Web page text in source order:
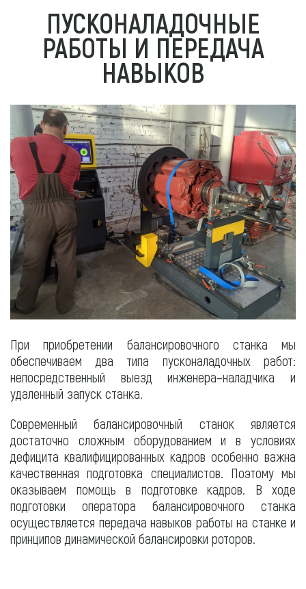
ПУСКОНАЛАДОЧНЫЕ
РАБОТЫ И ПЕРЕДАЧА
НАВЫКОВ
При приобретении балансировочного станка мы
обеспечиваем два типа пусконаладочных работ:
непосредственный выезд инженера–наладчика и
удаленный запуск станка.
Современный балансировочный станок является
достаточно сложным оборудованием и в условиях
дефицита квалифицированных кадров особенно важна
качественная подготовка специалистов. Поэтому мы
оказываем помощь в подготовке кадров. В ходе
подготовки оператора балансировочного станка
осуществляется передача навыков работы на станке и
принципов динамической балансировки роторов.